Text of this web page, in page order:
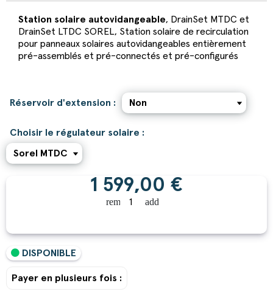
Station solaire autovidangeable, DrainSet MTDC et
DrainSet LTDC SOREL, Station solaire de recirculation
pour panneaux solaires autovidangeables entièrement
pré-assemblés et pré-connectés et pré-configurés
Réservoir d'extension :
Choisir le régulateur solaire :
1 599,00 €
remove add
DISPONIBLE
Payer en plusieurs fois :